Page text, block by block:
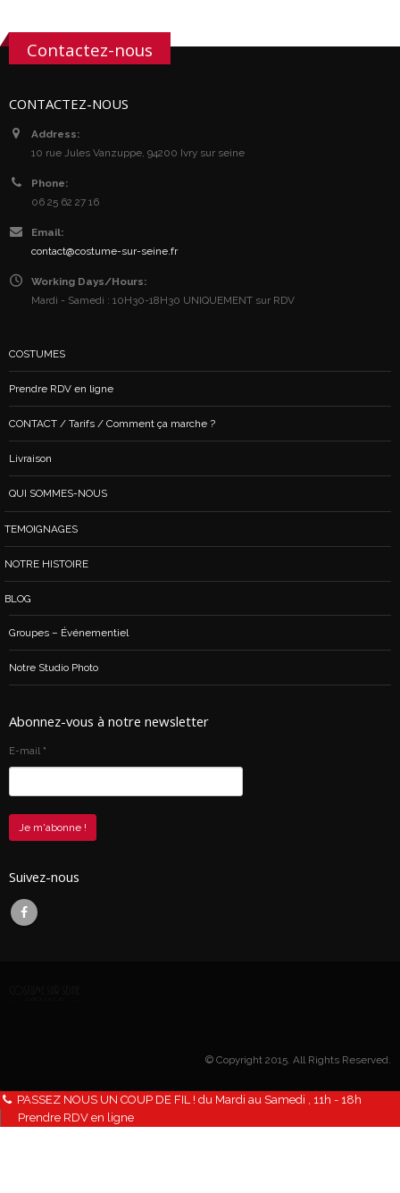
Contactez-nous
CONTACTEZ-NOUS
Address:
10 rue Jules Vanzuppe, 94200 Ivry sur seine
Phone:
06 25 62 27 16
Email:
contact@costume-sur-seine.fr
Working Days/Hours:
Mardi - Samedi : 10H30-18H30 UNIQUEMENT sur RDV
COSTUMES
Prendre RDV en ligne
CONTACT / Tarifs / Comment ça marche ?
Livraison
QUI SOMMES-NOUS
TEMOIGNAGES
NOTRE HISTOIRE
BLOG
Groupes – Événementiel
Notre Studio Photo
Abonnez-vous à notre newsletter
E-mail *
Suivez-nous
© Copyright 2015. All Rights Reserved.
PASSEZ NOUS UN COUP DE FIL ! du Mardi au Samedi , 11h - 18h
Prendre RDV en ligne